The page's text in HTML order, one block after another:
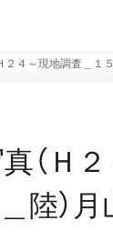
２４～現地調査＿１
（Ｈ
陸）